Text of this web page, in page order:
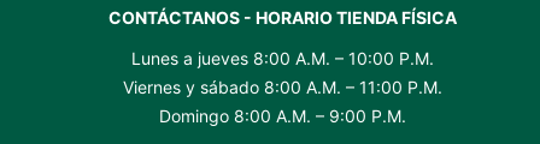
CONTÁCTANOS - HORARIO TIENDA FÍSICA
Lunes a jueves 8:00 A.M. – 10:00 P.M.
Viernes y sábado 8:00 A.M. – 11:00 P.M.
Domingo 8:00 A.M. – 9:00 P.M.